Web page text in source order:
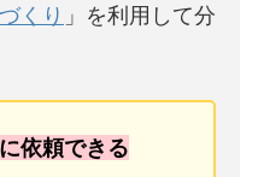
くり 」を利用して分
依頼できる